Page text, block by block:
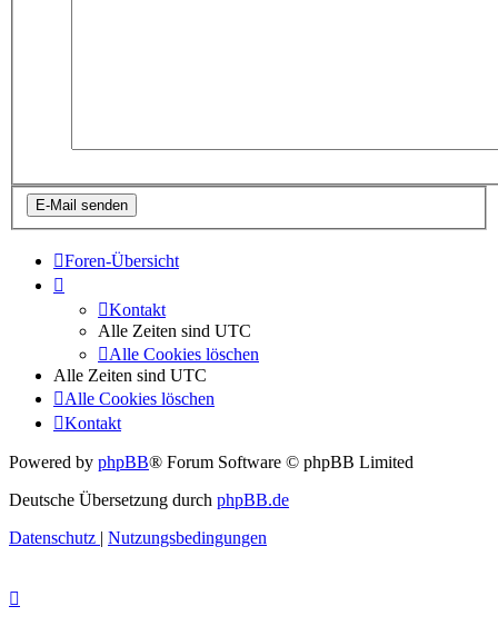
Foren-Übersicht
Kontakt
Alle Zeiten sind UTC
Alle Cookies löschen
Alle Zeiten sind UTC
Alle Cookies löschen
Kontakt
Powered by phpBB® Forum Software © phpBB Limited
Deutsche Übersetzung durch phpBB.de
Datenschutz
Nutzungsbedingungen